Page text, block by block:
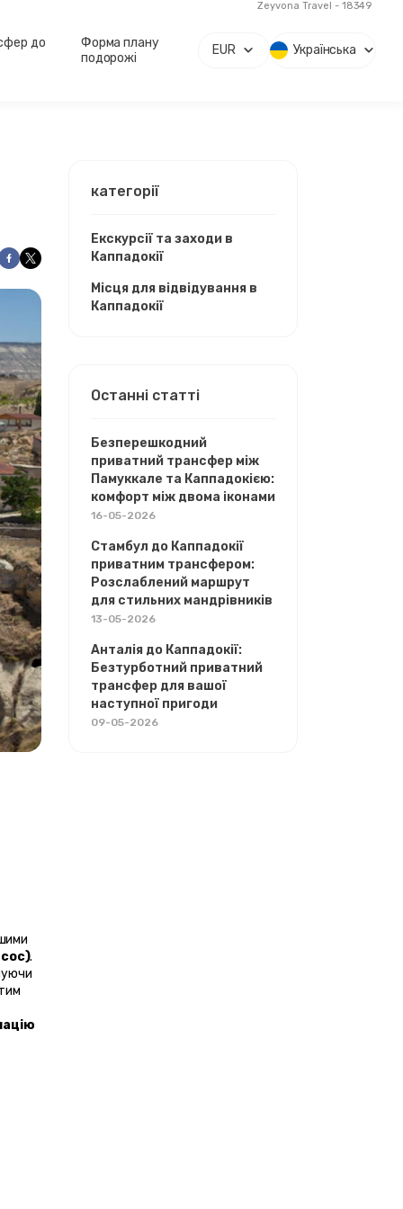
Zeyvona Travel - 18349
до
Форма плану
подорожі
EUR Українська
.
категорії
Екскурсії та заходи в
Каппадокії
Місця для відвідування в
Каппадокії
Останні статті
Безперешкодний
приватний трансфер між
Памуккале та Каппадокією:
комфорт між двома іконами
16-05-2026
Стамбул до Каппадокії
приватним трансфером:
Розслаблений маршрут
для стильних мандрівників
13-05-2026
Анталія до Каппадокії:
Безтурботний приватний
трансфер для вашої
наступної пригоди
09-05-2026